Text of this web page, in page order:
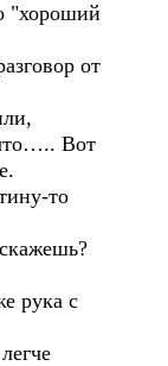
"хороший
от
Вот
то
рука с